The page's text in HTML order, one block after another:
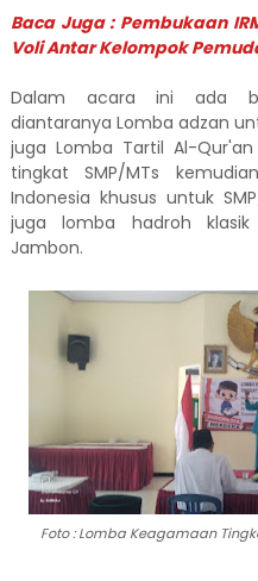
Baca Juga : Pembukaan
Voli Antar Kelompok
Dalam acara ini ada
diantaranya Lomba adzan
juga Lomba Tartil Al-
tingkat SMP/MTs
Indonesia khusus untuk
juga lomba hadroh
Jambon.
Foto : Lomba Keagamaan